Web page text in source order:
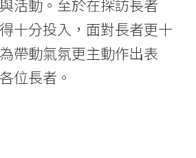
活動。至於在探訪長者
十分投入，面對長者更十
帶動氣氛更主動作出表
位長者。